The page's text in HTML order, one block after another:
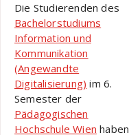
Die Studierenden des
Bachelorstudiums
Information und
Kommunikation
(Angewandte
Digitalisierung) im 6.
Semester der
Pädagogischen
Hochschule Wien haben